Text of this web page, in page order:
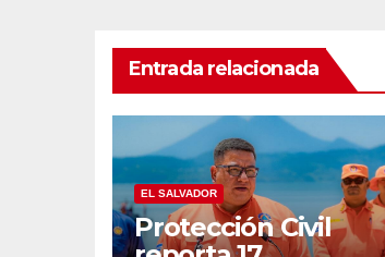
Entrada relacionada
EL SALVADOR
Protección Civil